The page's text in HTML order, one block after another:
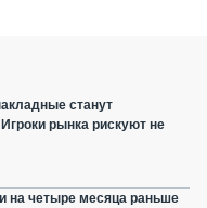
станут
рынка рискуют не
на четыре месяца раньше